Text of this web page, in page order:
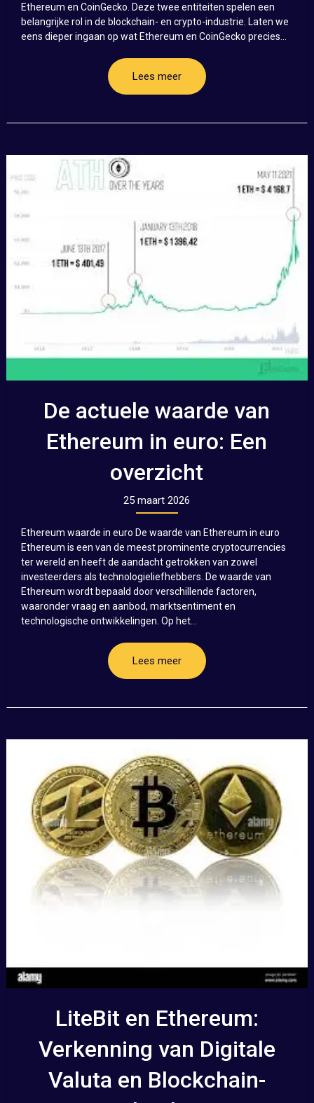
Ethereum en CoinGecko. Deze twee entiteiten spelen een
belangrijke rol in de blockchain- en crypto-industrie. Laten we
eens dieper ingaan op wat Ethereum en CoinGecko precies...
Lees meer
De actuele waarde van
Ethereum in euro: Een
overzicht
25 maart 2026
Ethereum waarde in euro De waarde van Ethereum in euro
Ethereum is een van de meest prominente cryptocurrencies
ter wereld en heeft de aandacht getrokken van zowel
investeerders als technologieliefhebbers. De waarde van
Ethereum wordt bepaald door verschillende factoren,
waaronder vraag en aanbod, marktsentiment en
technologische ontwikkelingen. Op het...
Lees meer
LiteBit en Ethereum:
Verkenning van Digitale
Valuta en Blockchain-